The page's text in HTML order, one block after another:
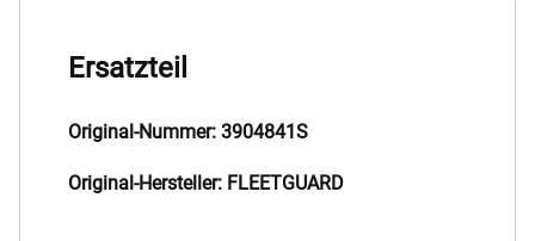
Ersatzteil
Original-Nummer: 3904841S
Original-Hersteller: FLEETGUARD